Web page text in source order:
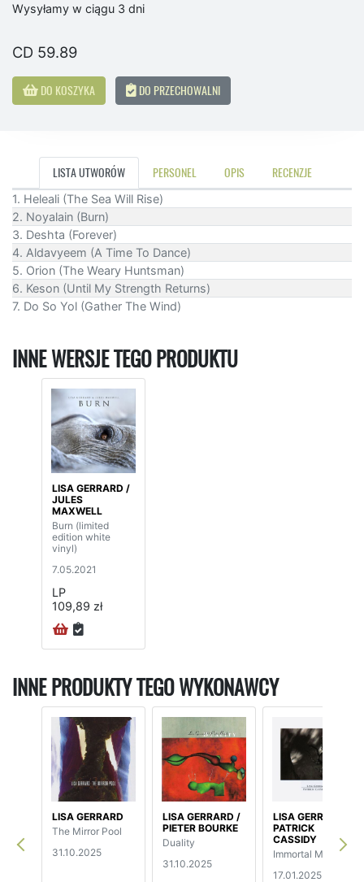
Wysyłamy w ciągu 3 dni
CD 59.89
DO KOSZYKA DO PRZECHOWALNI
LISTA UTWORÓW PERSONEL OPIS RECENZJE
1. Heleali (The Sea Will Rise)
2. Noyalain (Burn)
3. Deshta (Forever)
4. Aldavyeem (A Time To Dance)
5. Orion (The Weary Huntsman)
6. Keson (Until My Strength Returns)
7. Do So Yol (Gather The Wind)
INNE WERSJE TEGO PRODUKTU
LISA GERRARD /
JULES
MAXWELL
Burn (limited
edition white
vinyl)
7.05.2021
LP
109,89 zł
INNE PRODUKTY TEGO WYKONAWCY
LISA GERRARD
The Mirror Pool
31.10.2025
LISA GERRARD /
PIETER BOURKE
Duality
31.10.2025
LISA GERRARD /
PATRICK
CASSIDY
Immortal Memory
17.01.2025